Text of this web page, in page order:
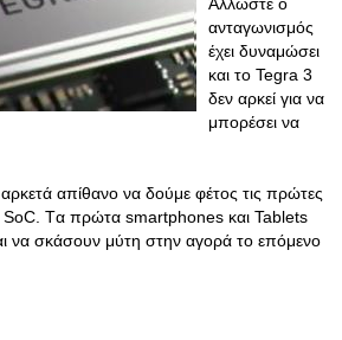
ανταγωνισμός
έχει δυναμώσει
και το Tegra 3
δεν αρκεί για να
μπορέσει να
απίθανο να δούμε φέτος τις πρώτες
SoC. Tα πρώτα smartphones και Tablets
να σκάσουν μύτη στην αγορά το επόμενο